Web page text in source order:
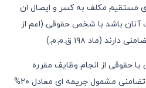
مستقیم مکلف به کسر و ایصال ان
آنان باشد با شخص حقوقی (اعم از
(ماد ١٩٨ ق.م.م.)
از انجام وظایف مقرره
درماده ١٩٨ علاوه بر مسئولیت تضامنی مشمول جریمه ای معادل ٢٠%